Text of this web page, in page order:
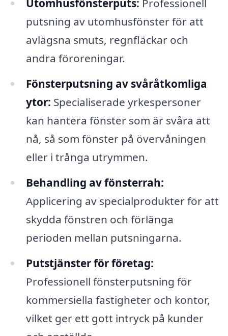
Utomhusfönsterputs: Professionell
putsning av utomhusfönster för att
avlägsna smuts, regnfläckar och
andra föroreningar.
Fönsterputsning av svåråtkomliga
ytor: Specialiserade yrkespersoner
kan hantera fönster som är svåra att
nå, så som fönster på övervåningen
eller i trånga utrymmen.
Behandling av fönsterrah:
Applicering av specialprodukter för att
skydda fönstren och förlänga
perioden mellan putsningarna.
Putstjänster för företag:
Professionell fönsterputsning för
kommersiella fastigheter och kontor,
vilket ger ett gott intryck på kunder